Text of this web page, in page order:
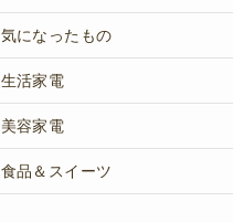
気になったもの
生活家電
美容家電
食品＆スイーツ